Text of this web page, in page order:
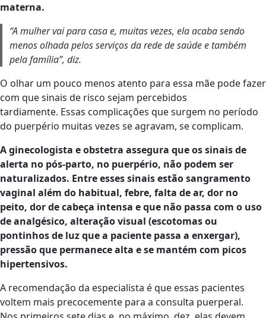
materna.
“A mulher vai para casa e, muitas vezes, ela acaba sendo
menos olhada pelos serviços da rede de saúde e também
pela família”, diz.
O olhar um pouco menos atento para essa mãe pode fazer
com que sinais de risco sejam percebidos
tardiamente. Essas complicações que surgem no período
do puerpério muitas vezes se agravam, se complicam.
A ginecologista e obstetra assegura que os sinais de
alerta no pós-parto, no puerpério, não podem ser
naturalizados. Entre esses sinais estão sangramento
vaginal além do habitual, febre, falta de ar, dor no
peito, dor de cabeça intensa e que não passa com o uso
de analgésico, alteração visual (escotomas ou
pontinhos de luz que a paciente passa a enxergar),
pressão que permanece alta e se mantém com picos
hipertensivos.
A recomendação da especialista é que essas pacientes
voltem mais precocemente para a consulta puerperal.